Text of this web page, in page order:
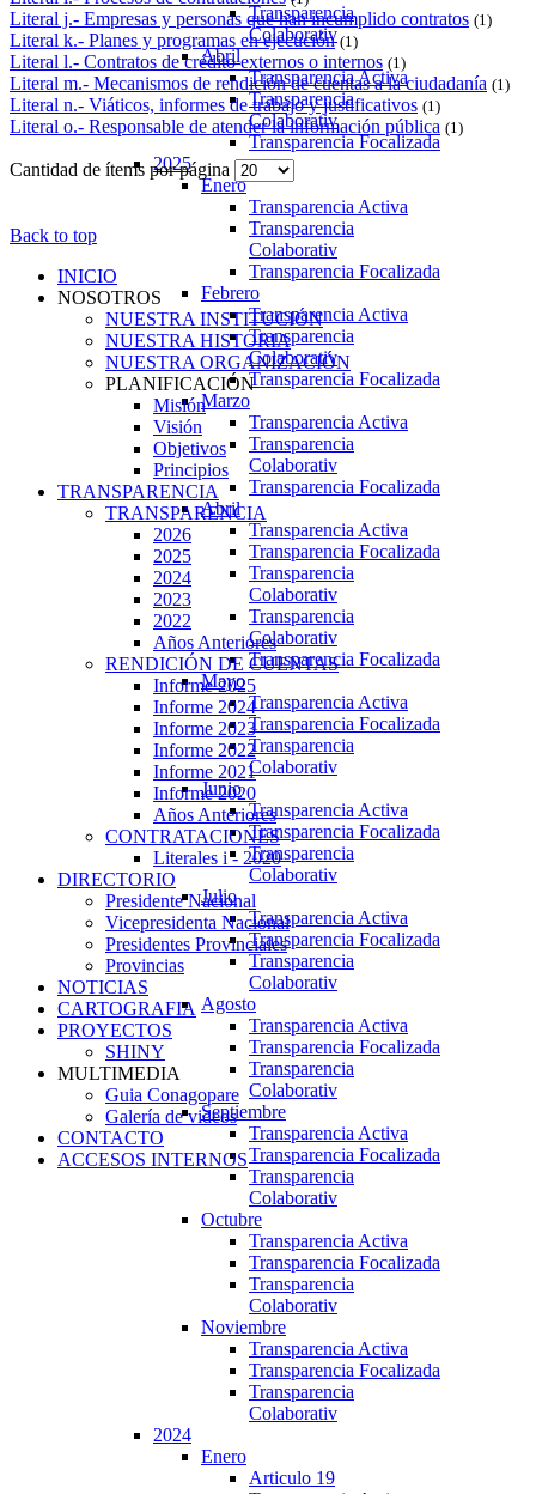
Transparencia
Colaborativ
Abril
Transparencia Activa
Transparencia
Colaborativ
Transparencia Focalizada
2025
Enero
Transparencia Activa
Transparencia
Colaborativ
Transparencia Focalizada
Febrero
Transparencia Activa
Transparencia
Colaborativ
Transparencia Focalizada
Marzo
Transparencia Activa
Transparencia
Colaborativ
Transparencia Focalizada
Abril
Transparencia Activa
Transparencia Focalizada
Transparencia
Colaborativ
Transparencia
Colaborativ
Transparencia Focalizada
Mayo
Transparencia Activa
Transparencia Focalizada
Transparencia
Colaborativ
Junio
Transparencia Activa
Transparencia Focalizada
Transparencia
Colaborativ
Julio
Transparencia Activa
Transparencia Focalizada
Transparencia
Colaborativ
Agosto
Transparencia Activa
Transparencia Focalizada
Transparencia
Colaborativ
Septiembre
Transparencia Activa
Transparencia Focalizada
Transparencia
Colaborativ
Octubre
Transparencia Activa
Transparencia Focalizada
Transparencia
Colaborativ
Noviembre
Transparencia Activa
Transparencia Focalizada
Transparencia
Colaborativ
2024
Enero
Articulo 19
Literal j.- Empresas y personas que han incumplido contratos (1)
Literal k.- Planes y programas en ejecución (1)
Literal l.- Contratos de crédito externos o internos (1)
Literal m.- Mecanismos de rendición de cuentas a la ciudadanía (1)
Literal n.- Viáticos, informes de trabajo y justificativos (1)
Literal o.- Responsable de atender la información pública (1)
Cantidad de ítems por página
Back to top
INICIO
NOSOTROS
NUESTRA INSTITUCIÓN
NUESTRA HISTORIA
NUESTRA ORGANIZACIÓN
PLANIFICACIÓN
Misión
Visión
Objetivos
Principios
TRANSPARENCIA
TRANSPARENCIA
2026
2025
2024
2023
2022
Años Anteriores
RENDICIÓN DE CUENTAS
Informe 2025
Informe 2024
Informe 2023
Informe 2022
Informe 2021
Informe 2020
Años Anteriores
CONTRATACIONES
Literales i - 2020
DIRECTORIO
Presidente Nacional
Vicepresidenta Nacional
Presidentes Provinciales
Provincias
NOTICIAS
CARTOGRAFIA
PROYECTOS
SHINY
MULTIMEDIA
Guia Conagopare
Galería de videos
CONTACTO
ACCESOS INTERNOS